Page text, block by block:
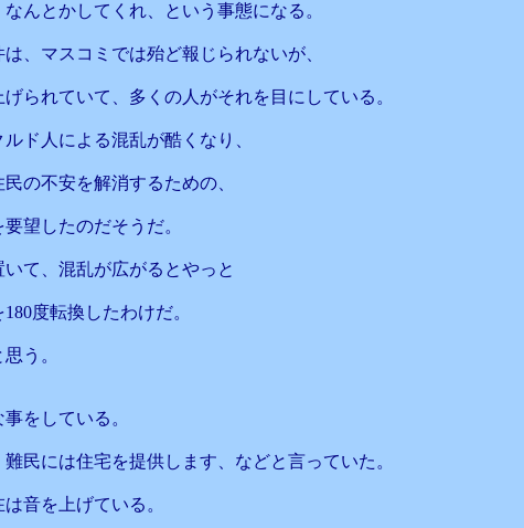
んとかしてくれ、という事態になる。
、マスコミでは殆ど報じられないが、
られていて、多くの人がそれを目にしている。
ド人による混乱が酷くなり、
の不安を解消するための、
望したのだそうだ。
て、混乱が広がるとやっと
度転換したわけだ。
う。
をしている。
民には住宅を提供します、などと言っていた。
音を上げている。